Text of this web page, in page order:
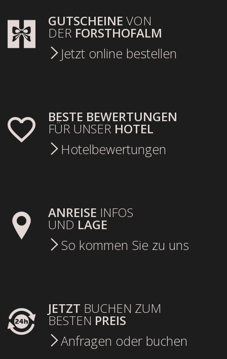
GUTSCHEINE VON
DER FORSTHOFALM
Jetzt online bestellen
BESTE BEWERTUNGEN
FÜR UNSER HOTEL
Hotelbewertungen
ANREISE INFOS
UND LAGE
So kommen Sie zu uns
JETZT BUCHEN ZUM
BESTEN PREIS
Anfragen oder buchen